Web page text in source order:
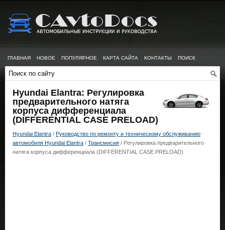
ГЛАВНАЯ НОВОЕ ПОПУЛЯРНОЕ КАРТА САЙТА КОНТАКТЫ ПОИСК
Hyundai Elantra: Регулировка
предварительного натяга
корпуса дифференциала
(DIFFERENTIAL CASE PRELOAD)
Hyundai Elantra / Руководство по ремонту и техническому обслуживанию
автомобиля Hyundai Elantra / Трансмисия / Регулировка предварительного
натяга корпуса дифференциала (DIFFERENTIAL CASE PRELOAD)